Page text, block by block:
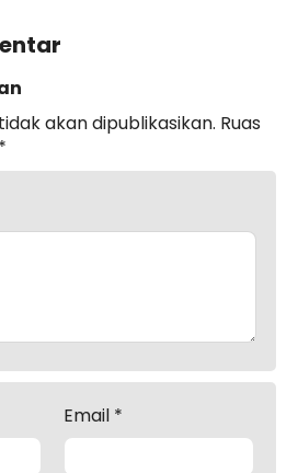
akan dipublikasikan. Ruas
*
Email *